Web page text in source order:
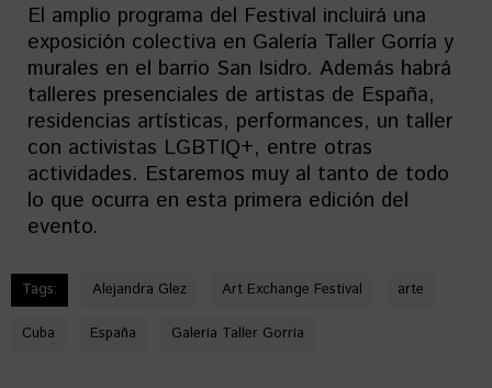
El amplio programa del Festival incluirá una
exposición colectiva en Galería Taller Gorría y
murales en el barrio San Isidro. Además habrá
talleres presenciales de artistas de España,
residencias artísticas, performances, un taller
con activistas LGBTIQ+, entre otras
actividades. Estaremos muy al tanto de todo
lo que ocurra en esta primera edición del
evento.
Tags: Alejandra Glez Art Exchange Festival arte
Cuba España Galería Taller Gorría